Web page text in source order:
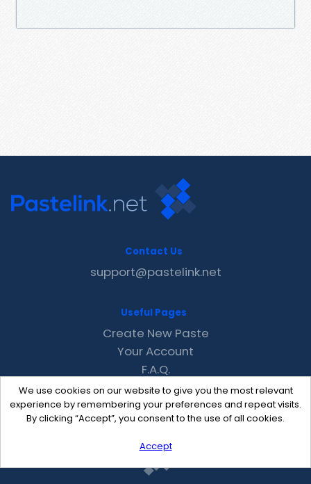
We use cookies on our website to give you the most relevant
experience by remembering your preferences and repeat visits.
By clicking “Accept”, you consent to the use of all cookies.
Accept
Contact Us
support@pastelink.net
Useful Pages
Create New Paste
Your Account
F.A.Q.
Recent
Contact